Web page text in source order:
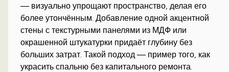
— визуально упрощают пространство, делая его
более утончённым. Добавление одной акцентной
стены с текстурными панелями из МДФ или
окрашенной штукатурки придаёт глубину без
больших затрат. Такой подход — пример того, как
украсить спальню без капитального ремонта.